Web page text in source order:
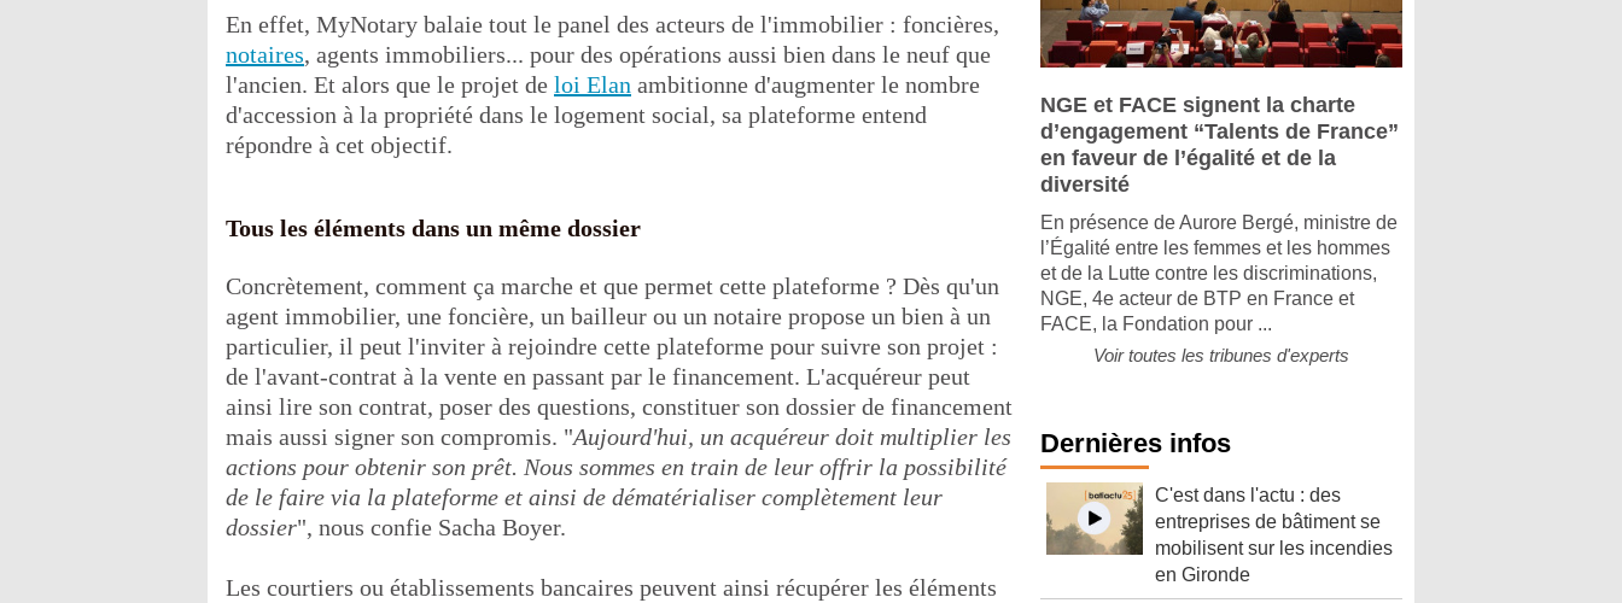
En effet, MyNotary balaie tout le panel des acteurs de l'immobilier : foncières,
notaires, agents immobiliers... pour des opérations aussi bien dans le neuf que
l'ancien. Et alors que le projet de loi Elan ambitionne d'augmenter le nombre
d'accession à la propriété dans le logement social, sa plateforme entend
répondre à cet objectif.
Tous les éléments dans un même dossier
Concrètement, comment ça marche et que permet cette plateforme ? Dès qu'un
agent immobilier, une foncière, un bailleur ou un notaire propose un bien à un
particulier, il peut l'inviter à rejoindre cette plateforme pour suivre son projet :
de l'avant-contrat à la vente en passant par le financement. L'acquéreur peut
ainsi lire son contrat, poser des questions, constituer son dossier de financement
mais aussi signer son compromis. "Aujourd'hui, un acquéreur doit multiplier les
actions pour obtenir son prêt. Nous sommes en train de leur offrir la possibilité
de le faire via la plateforme et ainsi de dématérialiser complètement leur
dossier", nous confie Sacha Boyer.
Les courtiers ou établissements bancaires peuvent ainsi récupérer les éléments
NGE et FACE signent la charte
d’engagement “Talents de France”
en faveur de l’égalité et de la
diversité
En présence de Aurore Bergé, ministre de
l’Égalité entre les femmes et les hommes
et de la Lutte contre les discriminations,
NGE, 4e acteur de BTP en France et
FACE, la Fondation pour ...
Voir toutes les tribunes d'experts
Dernières infos
C'est dans l'actu : des
entreprises de bâtiment se
mobilisent sur les incendies
en Gironde